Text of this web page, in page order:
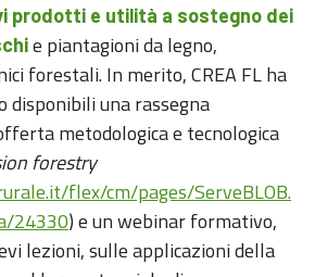
prodotti e utilità a sostegno dei
e piantagioni da legno,
forestali. In merito, CREA FL ha
disponibili una rassegna
metodologica e tecnologica
forestry
flex/cm/pages/ServeBLOB.
24330) e un webinar formativo,
lezioni, sulle applicazioni della